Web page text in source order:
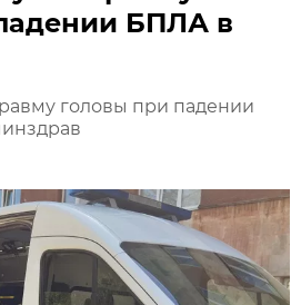
БПЛА в
головы при падении